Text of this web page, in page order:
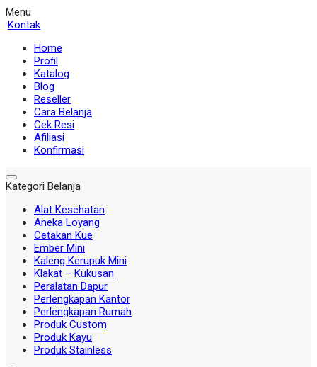
Menu
Kontak
Home
Profil
Katalog
Blog
Reseller
Cara Belanja
Cek Resi
Afiliasi
Konfirmasi
Kategori Belanja
Alat Kesehatan
Aneka Loyang
Cetakan Kue
Ember Mini
Kaleng Kerupuk Mini
Klakat – Kukusan
Peralatan Dapur
Perlengkapan Kantor
Perlengkapan Rumah
Produk Custom
Produk Kayu
Produk Stainless